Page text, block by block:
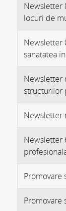
Newsletter
locuri de
Newsletter
sanatatea
Newsletter
structurilor
Newsletter
Newsletter
Promovare
Promovare